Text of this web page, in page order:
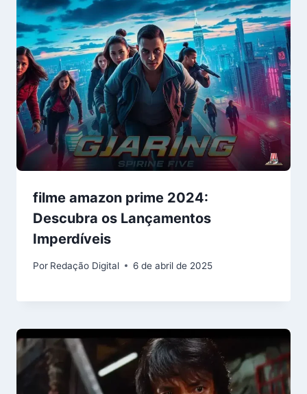
filme amazon prime 2024:
Descubra os Lançamentos
Imperdíveis
Por Redação Digital 6 de abril de 2025